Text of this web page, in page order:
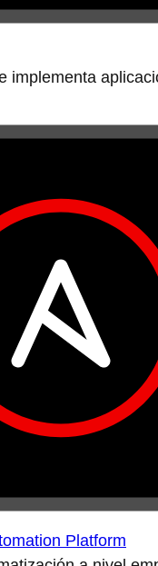
implementa
Platform